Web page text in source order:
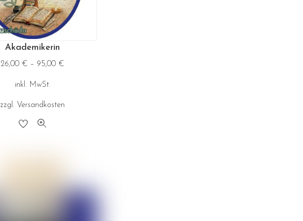
auf
der
Produktseite
Akademikerin
26,00 € – 95,00 €
inkl. MwSt.
zzgl. Versandkosten
Dieses